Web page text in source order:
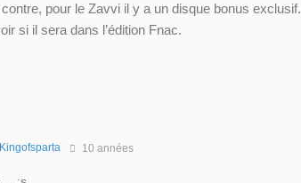
pour le Zavvi il y a un disque bonus exclusif.
si il sera dans l’édition Fnac.
Kingofsparta 10 années